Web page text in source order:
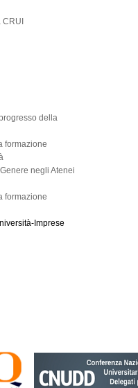
della
formazione
negli Atenei
formazione
Imprese